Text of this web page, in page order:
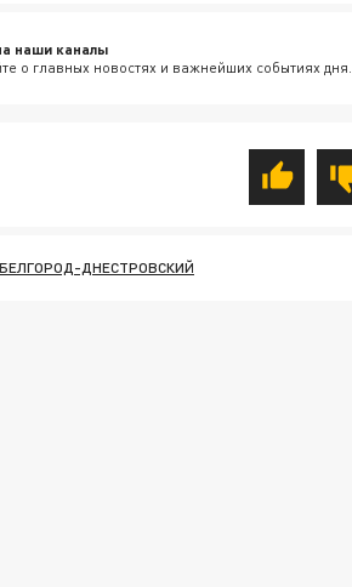
наши каналы
о главных новостях и важнейших событиях дня.
БЕЛГОРОД-ДНЕСТРОВСКИЙ